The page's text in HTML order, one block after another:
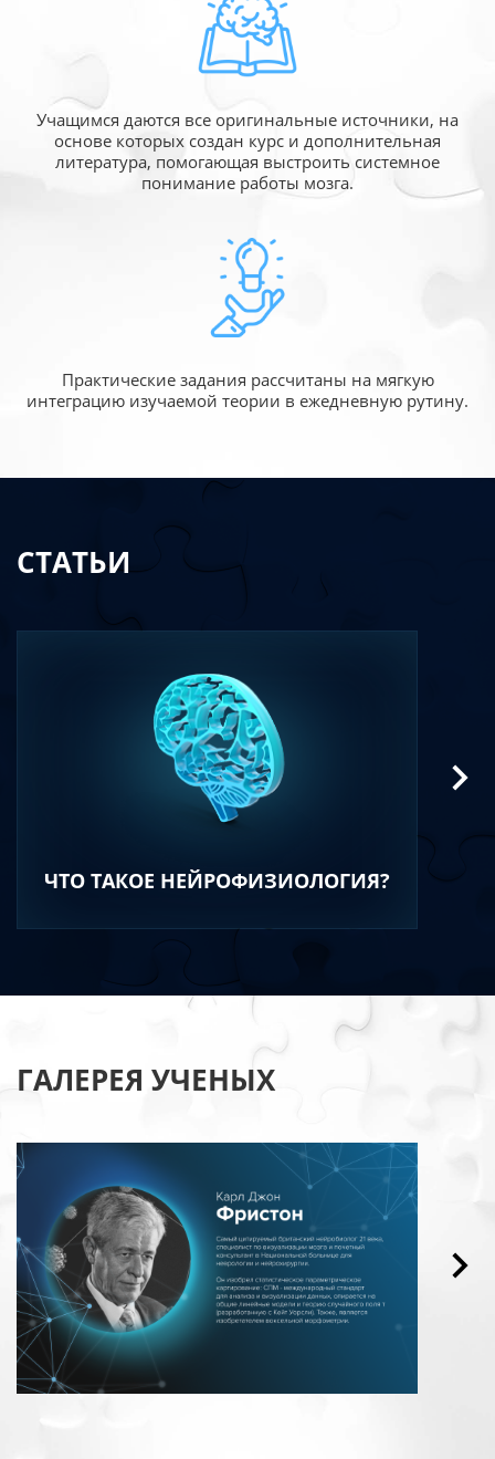
Учащимся даются все оригинальные источники, на
основе которых создан курс и дополнительная
литература, помогающая выстроить системное
понимание работы мозга.
Практические задания рассчитаны на мягкую
интеграцию изучаемой теории в ежедневную рутину.
СТАТЬИ
ЧТО ТАКОЕ НЕЙРОФИЗИОЛОГИЯ?
ГАЛЕРЕЯ УЧЕНЫХ